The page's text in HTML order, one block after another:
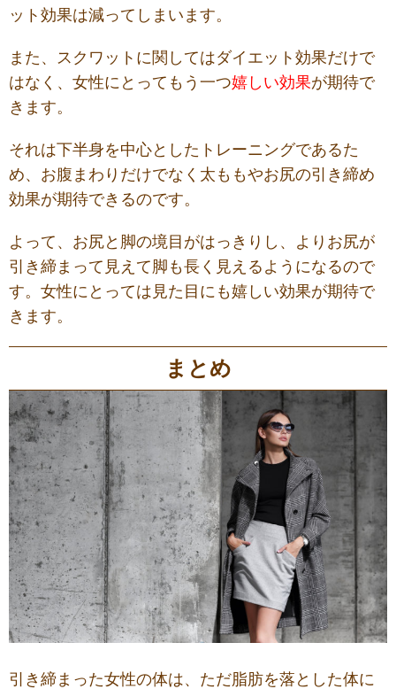
ット効果は減ってしまいます。
また、 スクワット に関してはダイエット効果だけで
はなく、女性にとってもう一つ嬉しい効果が期待で
きます。
それは下半身を中心とした トレーニングであるた
め、 お腹まわりだけでなく 太ももやお尻の引き締め
効果が期待できるのです。
よって 、 お尻と脚の境目がはっきり し 、 よりお尻が
引き締まって見え て脚も長く見えるようになるので
す。 女性にとっては 見た目にも嬉しい効果が期待で
きます。
まとめ
引き締まった女性の体は、ただ脂肪を落とした体に